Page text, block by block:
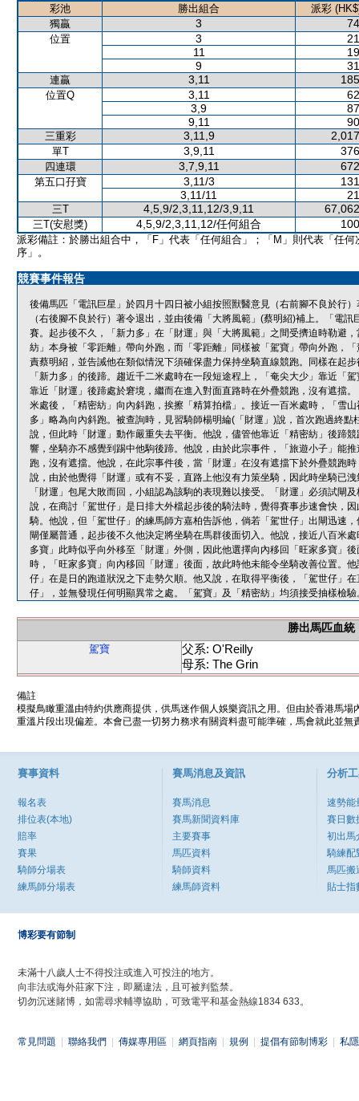
彩池 勝出組合
派彩
獨贏
3
位置 3
11
9
連贏 3,11
位置Q 3,11
3,9
9,11
三重彩 3,11,9
單T 3,9,11
四連環 3,7,9,11
第五口孖寶 3,11/3
3,11/11
三T 4,5,9/2,3,11,12/3,9,11
三T(安慰獎) 4,5,9/2,3,11,12/任何組合
派彩備註：於勝出組合中，「F」代表「任何組合」；「M」則代表「任何
序」。
競賽事件報告
後備馬匹「電訊巨星」於四月十四日被小組按照獸醫意見（右前腳不良於行
（右後腳不良於行）著令退出，並由後備「大將風範」(蔡明紹)補上。「電
賽。起步後不久，「新力多」在「財運」與「大將風範」之間受擠迫時勒避
紡」本身被「零距離」帶向外跑，而「零距離」同樣被「駕寶」帶向外跑，
責蔡明紹，並告誡他在類似情況下須確保盡力保持坐騎直線競跑。同樣在起
「新力多」的後蹄。趨近千二米處時在一段短途程上，「奄尖大少」靠近「
靠近「財運」後蹄處於窘境，繼而在進入對面直路時在外疊競跑，沒有遮擋
米處後，「精密紡」向內斜跑，挨擦「精算拍檔」。接近一百米處時，「雪
多」略為向內斜跑。被查詢時，見習騎師楊明綸(「財運」)說，首次跑過終
說，但此時「財運」動作嚴重失去平衡。他說，儘管他靠近「精密紡」後蹄
響，坐騎亦不感覺到踢中他駒後蹄。他說，由於此宗事件，「旅遊小子」能
跑，沒有遮擋。他說，在此宗事件後，當「財運」在沒有遮擋下於外疊競跑
說，由於他覺得「財運」或有不妥，直路上他沒有力策坐騎，因此時坐騎已
「財運」包尾大敗而回，小組認為該駒的表現難以接受。「財運」必須試閘
說，在商討「駕世仔」是日排大外檔起步後的騎法時，覺得賽事步速會快，
騎。他說，但「駕世仔」的練馬師方嘉柏告訴他，倘若「駕世仔」出閘迅速
閘僅屬普通，起步後不久他決定將坐騎在馬群後面切入。他說，接近八百米
多寶」此時似乎向外移至「財運」外側，因此他選擇向內移回「旺家多寶」
時，「旺家多寶」向內移回「財運」後面，故此時他未能令坐騎改善位置。
仔」在是日的跑道狀況之下走勢欠順。他又說，在取得平衡後，「駕世仔」
仔」，並無發現任何明顯異常之處。「駕寶」及「精密紡」均須接受抽樣檢驗
勝出馬匹血統
駕寶
父系: O'Reilly
母系: The Grin
備註
模擬鳥瞰重溫由特約供應商提供，供馬迷作個人娛樂資訊之用。但由於香港馬
重溫片段出現偏差。本會已盡一切努力務求有關資料盡可能準確，馬會就此並
賽事資料
報名表
排位表(本地)
賠率
賽果
騎師分場表
練馬師分場表
賽馬消息及資訊
賽馬消息
賽馬新聞資料庫
主要賽事
馬匹資料
騎師資料
練馬師資料
分析
速勢能
賽日數
初出馬
騎練配
馬匹搬
貼士指
博彩要有節制
未滿十八歲人士不得投注或進入可投注的地方。
向非法或海外莊家下注，即屬違法，且可被判監禁。
切勿沉迷賭博，如需尋求輔導協助，可致電平和基金熱線1834 633。
常見問題 聯絡我們 傳媒專用區 網頁指南 規例 提倡有節制博彩 私